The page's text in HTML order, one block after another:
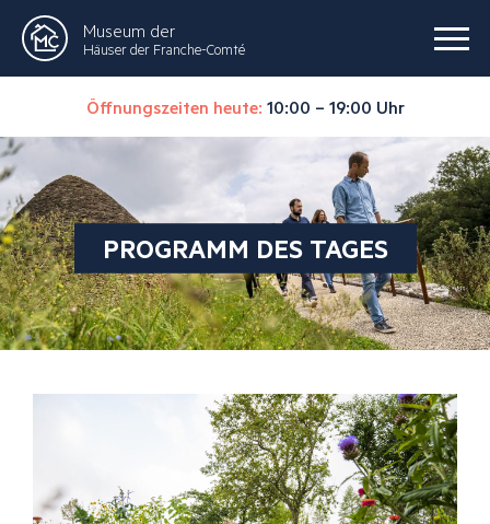
Museum der
Häuser der Franche-Comté
Öffnungszeiten heute: 10:00 – 19:00 Uhr
PROGRAMM DES TAGES